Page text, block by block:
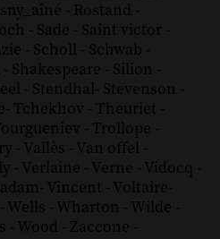
- Rostand -
- Sade - Saint victor -
- Scholl - Schwab -
- Shakespeare - Silion -
- Stendhal- Stevenson -
- Tchekhov - Theuriet -
- Trollope -
- Vallès - Van offel -
- Verlaine - Verne - Vidocq -
- Vincent - Voltaire-
- Wells - Wharton - Wilde -
- Wood - Zaccone -